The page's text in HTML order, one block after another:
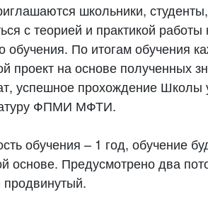
школьники,
с теорией и практикой
обучения. По итогам обучения
проект на основе полученных
успешное прохождение Школы
ФПМИ МФТИ.
обучения – 1 год, обучение
основе. Предусмотрено два